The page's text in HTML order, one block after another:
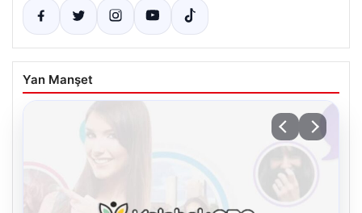
Yan Manşet